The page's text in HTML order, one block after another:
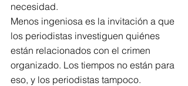
necesidad.
Menos ingeniosa es la invitación a que
los periodistas investiguen quiénes
están relacionados con el crimen
organizado. Los tiempos no están para
eso, y los periodistas tampoco.